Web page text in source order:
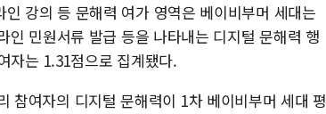
강의 등 문해력 여가 영역은 베이비부머 세대는
민원서류 발급 등을 나타내는 디지털 문해력 행
자는 1.31점으로 집계됐다.
참여자의 디지털 문해력이 1차 베이비부머 세대 평